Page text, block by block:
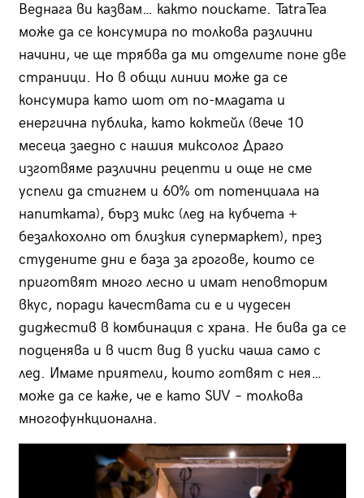
Веднага ви казвам… както поискате. TatraTea
може да се консумира по толкова различни
начини, че ще трябва да ми отделите поне две
страници. Но в общи линии може да се
консумира като шот от по-младата и
енергична публика, като коктейл (вече 10
месеца заедно с нашия миксолог Драго
изготвяме различни рецепти и още не сме
успели да стигнем и 60% от потенциала на
напитката), бърз микс (лед на кубчета +
безалкохолно от близкия супермаркет), през
студените дни е база за грогове, които се
приготвят много лесно и имат неповторим
вкус, поради качествата си е и чудесен
диджестив в комбинация с храна. Не бива да се
подценява и в чист вид в уиски чаша само с
лед. Имаме приятели, които готвят с нея…
може да се каже, че е като SUV – толкова
многофункционална.